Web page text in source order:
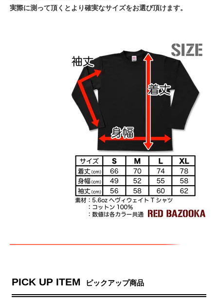
実際に測って頂くとより確実なサイズをお選び頂けます。
PICK UP ITEM ピックアップ商品